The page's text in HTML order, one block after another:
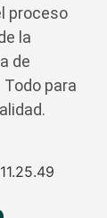
proceso
la
de
para